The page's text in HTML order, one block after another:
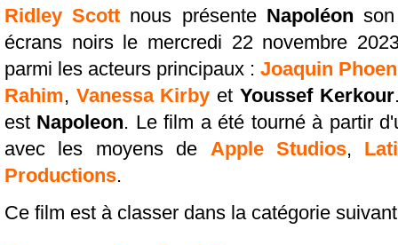
Ridley Scott nous présente Napoléon
écrans noirs le mercredi 22 novembre
parmi les acteurs principaux : Joaquin
Rahim, Vanessa Kirby et Youssef Kerkour
est Napoleon. Le film a été tourné à partir
avec les moyens de Apple Studios,
Productions.
Ce film est à classer dans la catégorie